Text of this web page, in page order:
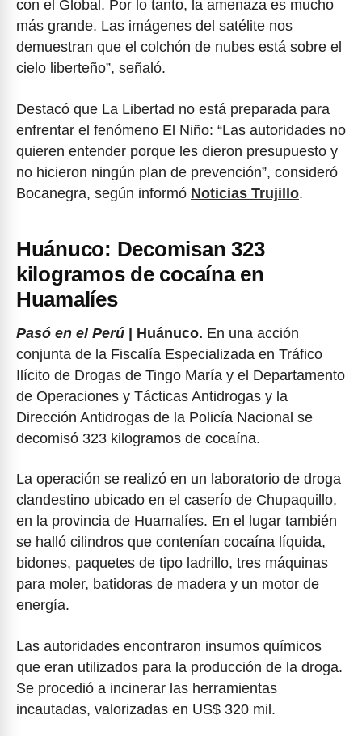
con el Global. Por lo tanto, la amenaza es mucho
más grande. Las imágenes del satélite nos
demuestran que el colchón de nubes está sobre el
cielo liberteño”, señaló.
Destacó que La Libertad no está preparada para
enfrentar el fenómeno El Niño: “Las autoridades no
quieren entender porque les dieron presupuesto y
no hicieron ningún plan de prevención”, consideró
Bocanegra, según informó Noticias Trujillo.
Huánuco: Decomisan 323
kilogramos de cocaína en
Huamalíes
Pasó en el Perú | Huánuco. En una acción
conjunta de la Fiscalía Especializada en Tráfico
Ilícito de Drogas de Tingo María y el Departamento
de Operaciones y Tácticas Antidrogas y la
Dirección Antidrogas de la Policía Nacional se
decomisó 323 kilogramos de cocaína.
La operación se realizó en un laboratorio de droga
clandestino ubicado en el caserío de Chupaquillo,
en la provincia de Huamalíes. En el lugar también
se halló cilindros que contenían cocaína líquida,
bidones, paquetes de tipo ladrillo, tres máquinas
para moler, batidoras de madera y un motor de
energía.
Las autoridades encontraron insumos químicos
que eran utilizados para la producción de la droga.
Se procedió a incinerar las herramientas
incautadas, valorizadas en US$ 320 mil.